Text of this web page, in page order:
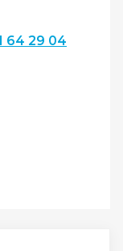
64 29 04